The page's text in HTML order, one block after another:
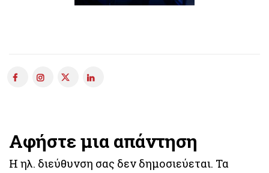
Αφήστε μια απάντηση
Η ηλ. διεύθυνση σας δεν δημοσιεύεται. Τα